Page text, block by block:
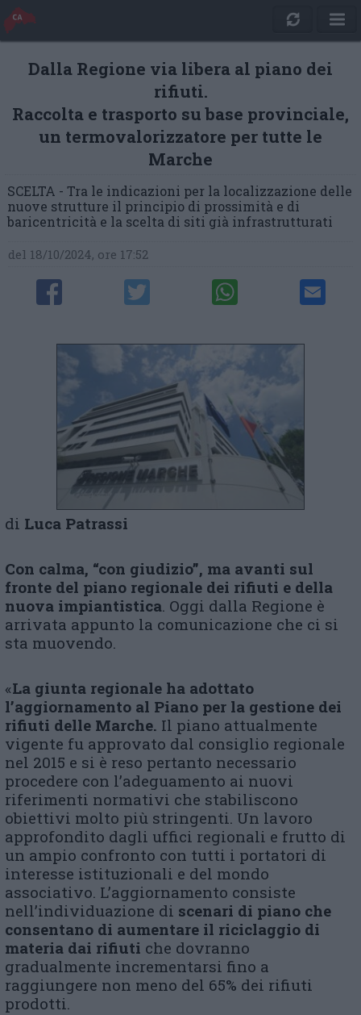
Dalla Regione via libera al piano dei
rifiuti.
Raccolta e trasporto su base provinciale,
un termovalorizzatore per tutte le
Marche
SCELTA - Tra le indicazioni per la localizzazione delle
nuove strutture il principio di prossimità e di
baricentricità e la scelta di siti già infrastrutturati
del 18/10/2024, ore 17:52
di Luca Patrassi
Con calma, “con giudizio”, ma avanti sul
fronte del piano regionale dei rifiuti e della
nuova impiantistica. Oggi dalla Regione è
arrivata appunto la comunicazione che ci si
sta muovendo.
«La giunta regionale ha adottato
l’aggiornamento al Piano per la gestione dei
rifiuti delle Marche. Il piano attualmente
vigente fu approvato dal consiglio regionale
nel 2015 e si è reso pertanto necessario
procedere con l’adeguamento ai nuovi
riferimenti normativi che stabiliscono
obiettivi molto più stringenti. Un lavoro
approfondito dagli uffici regionali e frutto di
un ampio confronto con tutti i portatori di
interesse istituzionali e del mondo
associativo. L’aggiornamento consiste
nell’individuazione di scenari di piano che
consentano di aumentare il riciclaggio di
materia dai rifiuti che dovranno
gradualmente incrementarsi fino a
raggiungere non meno del 65% dei rifiuti
prodotti.